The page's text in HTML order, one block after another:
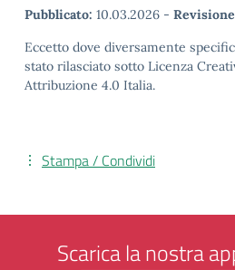
Pubblicato: 10.03.2026 -
Eccetto dove diversamente
stato rilasciato sotto Licenza
Attribuzione 4.0 Italia.
Stampa / Condividi
Scarica la nostra